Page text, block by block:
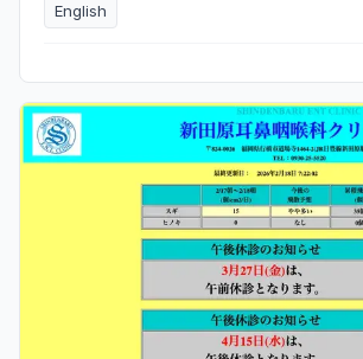
English